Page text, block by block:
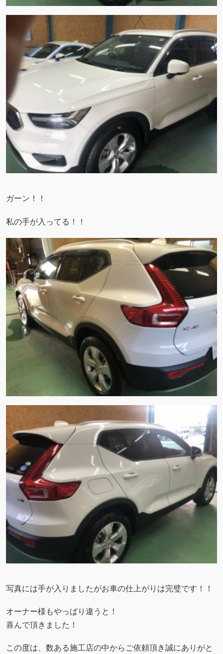
ガーン！！
私の手が入ってる！！
写真には手が入りましたがお車の仕上がりは完璧です！！
オーナー様もやっぱり違うと！
喜んで頂きました！
この度は、数ある施工店の中からご依頼頂き誠にありがと